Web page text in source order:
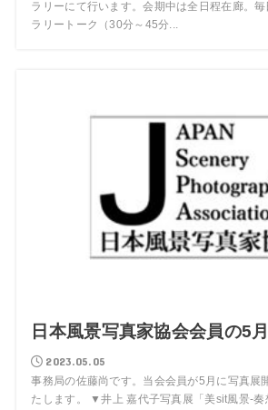
ラリーにて行います。会期中は全日程在廊。
ラリートーク（30分～45分...
日本風景写真家協会会員の5
2023.05.05
事務局の佐藤尚です。当会会員が5月に写真展
たします。 ▼井上 嘉代子写真展「美sit風景-